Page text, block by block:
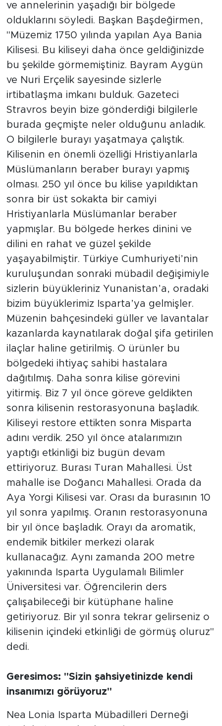
ve annelerinin yaşadığı bir bölgede
olduklarını söyledi. Başkan Başdeğirmen,
"Müzemiz 1750 yılında yapılan Aya Bania
Kilisesi. Bu kiliseyi daha önce geldiğinizde
bu şekilde görmemiştiniz. Bayram Aygün
ve Nuri Erçelik sayesinde sizlerle
irtibatlaşma imkanı bulduk. Gazeteci
Stravros beyin bize gönderdiği bilgilerle
burada geçmişte neler olduğunu anladık.
O bilgilerle burayı yaşatmaya çalıştık.
Kilisenin en önemli özelliği Hristiyanlarla
Müslümanların beraber burayı yapmış
olması. 250 yıl önce bu kilise yapıldıktan
sonra bir üst sokakta bir camiyi
Hristiyanlarla Müslümanlar beraber
yapmışlar. Bu bölgede herkes dinini ve
dilini en rahat ve güzel şekilde
yaşayabilmiştir. Türkiye Cumhuriyeti’nin
kuruluşundan sonraki mübadil değişimiyle
sizlerin büyükleriniz Yunanistan’a, oradaki
bizim büyüklerimiz Isparta’ya gelmişler.
Müzenin bahçesindeki güller ve lavantalar
kazanlarda kaynatılarak doğal şifa getirilen
ilaçlar haline getirilmiş. O ürünler bu
bölgedeki ihtiyaç sahibi hastalara
dağıtılmış. Daha sonra kilise görevini
yitirmiş. Biz 7 yıl önce göreve geldikten
sonra kilisenin restorasyonuna başladık.
Kiliseyi restore ettikten sonra Misparta
adını verdik. 250 yıl önce atalarımızın
yaptığı etkinliği biz bugün devam
ettiriyoruz. Burası Turan Mahallesi. Üst
mahalle ise Doğancı Mahallesi. Orada da
Aya Yorgi Kilisesi var. Orası da burasının 10
yıl sonra yapılmış. Oranın restorasyonuna
bir yıl önce başladık. Orayı da aromatik,
endemik bitkiler merkezi olarak
kullanacağız. Aynı zamanda 200 metre
yakınında Isparta Uygulamalı Bilimler
Üniversitesi var. Öğrencilerin ders
çalışabileceği bir kütüphane haline
getiriyoruz. Bir yıl sonra tekrar gelirseniz o
kilisenin içindeki etkinliği de görmüş oluruz"
dedi.
Geresimos: "Sizin şahsiyetinizde kendi
insanımızı görüyoruz"
Nea Lonia Isparta Mübadilleri Derneği